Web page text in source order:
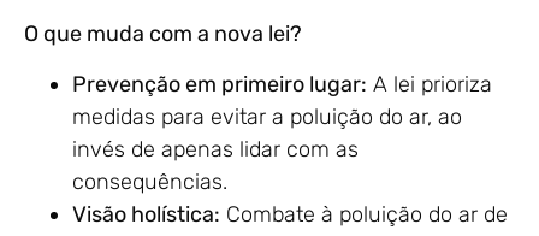
O que muda com a nova lei?
Prevenção em primeiro lugar: A lei prioriza
medidas para evitar a poluição do ar, ao
invés de apenas lidar com as
consequências.
Visão holística: Combate à poluição do ar de